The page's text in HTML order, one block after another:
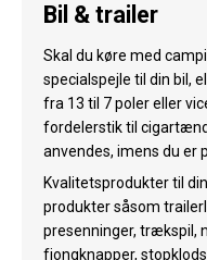
Rejseudstyr
Bil & trailer
Vand
Bil & trailer
Skal du køre med
specialspejle til din bil,
fra 13 til 7 poler eller
fordelerstik til
anvendes, imens du er
Kvalitetsprodukter til
produkter såsom
presenninger, trækspil,
fjongknapper,